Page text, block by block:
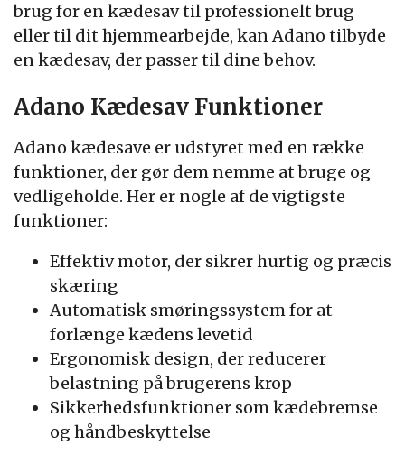
brug for en kædesav til professionelt brug
eller til dit hjemmearbejde, kan Adano tilbyde
en kædesav, der passer til dine behov.
Adano Kædesav Funktioner
Adano kædesave er udstyret med en række
funktioner, der gør dem nemme at bruge og
vedligeholde. Her er nogle af de vigtigste
funktioner:
Effektiv motor, der sikrer hurtig og præcis
skæring
Automatisk smøringssystem for at
forlænge kædens levetid
Ergonomisk design, der reducerer
belastning på brugerens krop
Sikkerhedsfunktioner som kædebremse
og håndbeskyttelse